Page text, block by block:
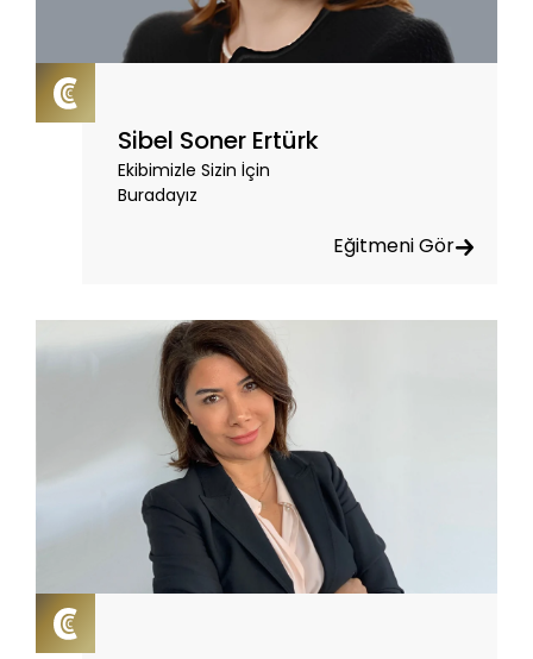
Sibel Soner Ertürk
Ekibimizle Sizin İçin
Buradayız
Eğitmeni Gör